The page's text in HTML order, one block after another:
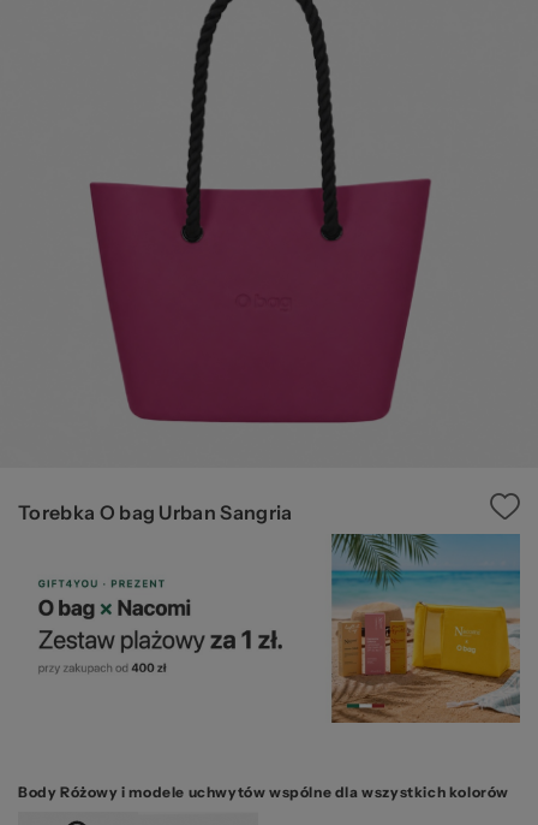
Torebka O bag Urban Sangria
Body Różowy i modele uchwytów wspólne dla wszystkich kolorów